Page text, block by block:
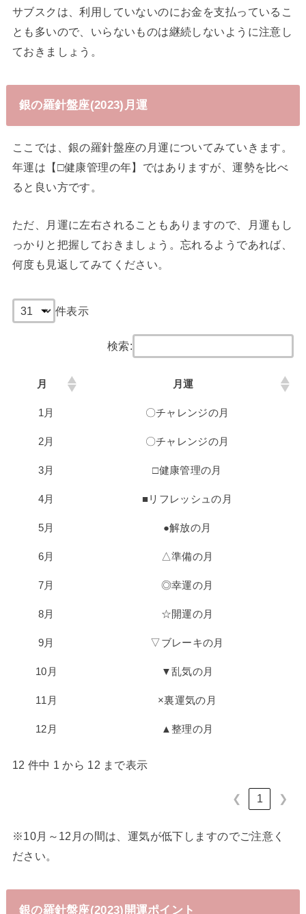
サブスクは、利用していないのにお金を支払っているこ
とも多いので、いらないものは継続しないように注意し
ておきましょう。
銀の羅針盤座(2023)月運
ここでは、銀の羅針盤座の月運についてみていきます。
年運は【□健康管理の年】ではありますが、運勢を比べ
ると良い方です。
ただ、月運に左右されることもありますので、月運もし
っかりと把握しておきましょう。忘れるようであれば、
何度も見返してみてください。
件表示
検索:
月 月運
1月 〇チャレンジの月
2月 〇チャレンジの月
3月 □健康管理の月
4月 ■リフレッシュの月
5月 ●解放の月
6月 △準備の月
7月 ◎幸運の月
8月 ☆開運の月
9月 ▽ブレーキの月
10月 ▼乱気の月
11月 ×裏運気の月
12月 ▲整理の月
12 件中 1 から 12 まで表示
❮ 1 ❯
※10月～12月の間は、運気が低下しますのでご注意く
ださい。
銀の羅針盤座(2023)開運ポイント